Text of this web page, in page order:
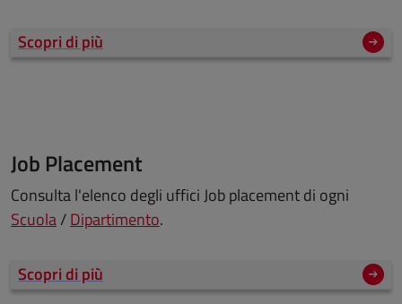
Scopri di più
Job Placement
Consulta l'elenco degli uffici Job placement di ogni
Scuola/Dipartimento.
Scopri di più